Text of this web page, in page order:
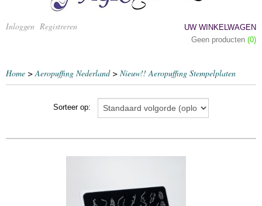
Inloggen Registreren
UW WINKELWAGEN
Geen producten (0)
Home >Aeropuffing Nederland> Nieuw!! Aeropuffing Stempelplaten
Sorteer op: